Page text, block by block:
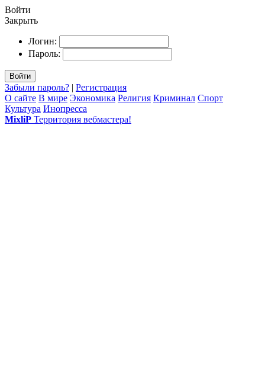
Войти
Закрыть
Логин:
Пароль:
Войти
Забыли пароль? | Регистрация
О сайте В мире Экономика Религия Криминал Спорт
Культура Инопресса
MixliP Территория вебмастера!